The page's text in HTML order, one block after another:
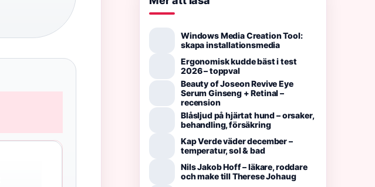
Windows Media Creation Tool:
skapa installationsmedia
Ergonomisk kudde bäst i test
2026 – toppval
Beauty of Joseon Revive Eye
Serum Ginseng + Retinal –
recension
Blåsljud på hjärtat hund – orsaker,
behandling, försäkring
Kap Verde väder december –
temperatur, sol & bad
Nils Jakob Hoff – läkare, roddare
och make till Therese Johaug